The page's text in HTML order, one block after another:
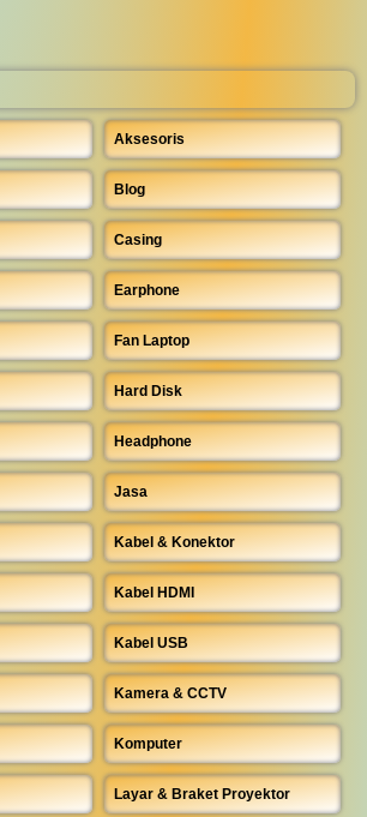
Aksesoris
Blog
Casing
Earphone
Fan Laptop
Hard Disk
Headphone
Jasa
Kabel & Konektor
Kabel HDMI
Kabel USB
Kamera & CCTV
Komputer
Layar & Braket Proyektor